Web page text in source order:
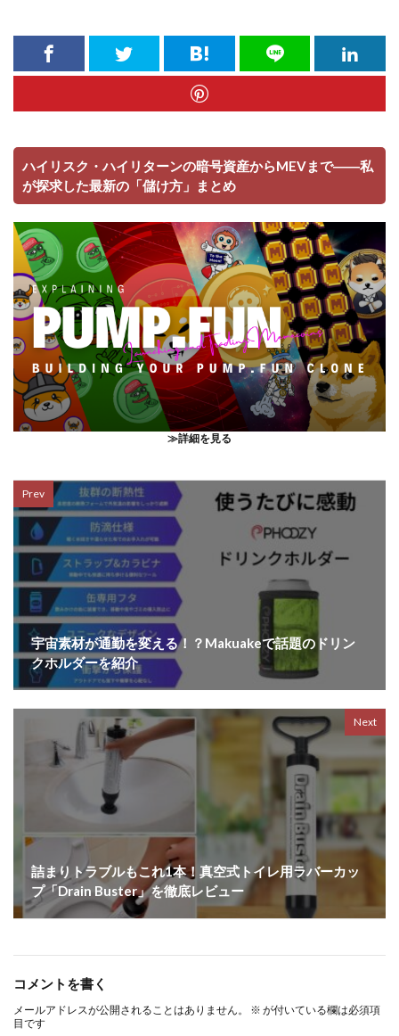
ハイリスク・ハイリターンの暗号資産からMEVまで――私
が探求した最新の「儲け方」まとめ
≫詳細を見る
Prev
宇宙素材が通勤を変える！？Makuakeで話題のドリン
クホルダーを紹介
Next
詰まりトラブルもこれ1本！真空式トイレ用ラバーカッ
プ「Drain Buster」を徹底レビュー
コメントを書く
メールアドレスが公開されることはありません。 ※ が付いている欄は必須項
目です